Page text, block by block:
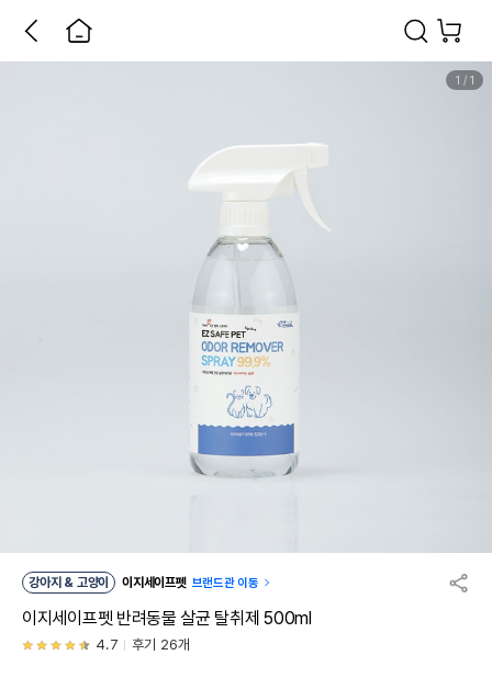
1 / 1
강아지 & 고양이 이지세이프펫 브랜드관 이동
이지세이프펫 반려동물 살균 탈취제 500ml
4.7 후기 26개